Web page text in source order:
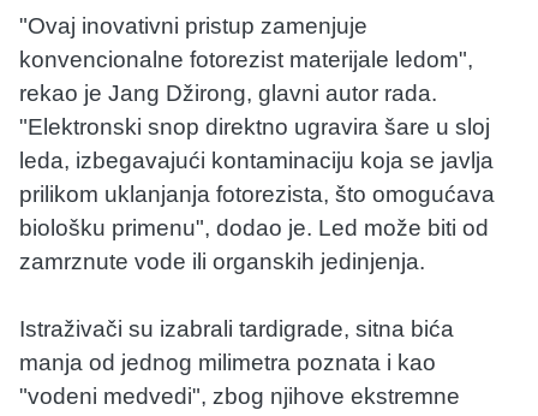
"Ovaj inovativni pristup zamenjuje
konvencionalne fotorezist materijale ledom",
rekao je Jang Džirong, glavni autor rada.
"Elektronski snop direktno ugravira šare u sloj
leda, izbegavajući kontaminaciju koja se javlja
prilikom uklanjanja fotorezista, što omogućava
biološku primenu", dodao je. Led može biti od
zamrznute vode ili organskih jedinjenja.
Istraživači su izabrali tardigrade, sitna bića
manja od jednog milimetra poznata i kao
"vodeni medvedi", zbog njihove ekstremne